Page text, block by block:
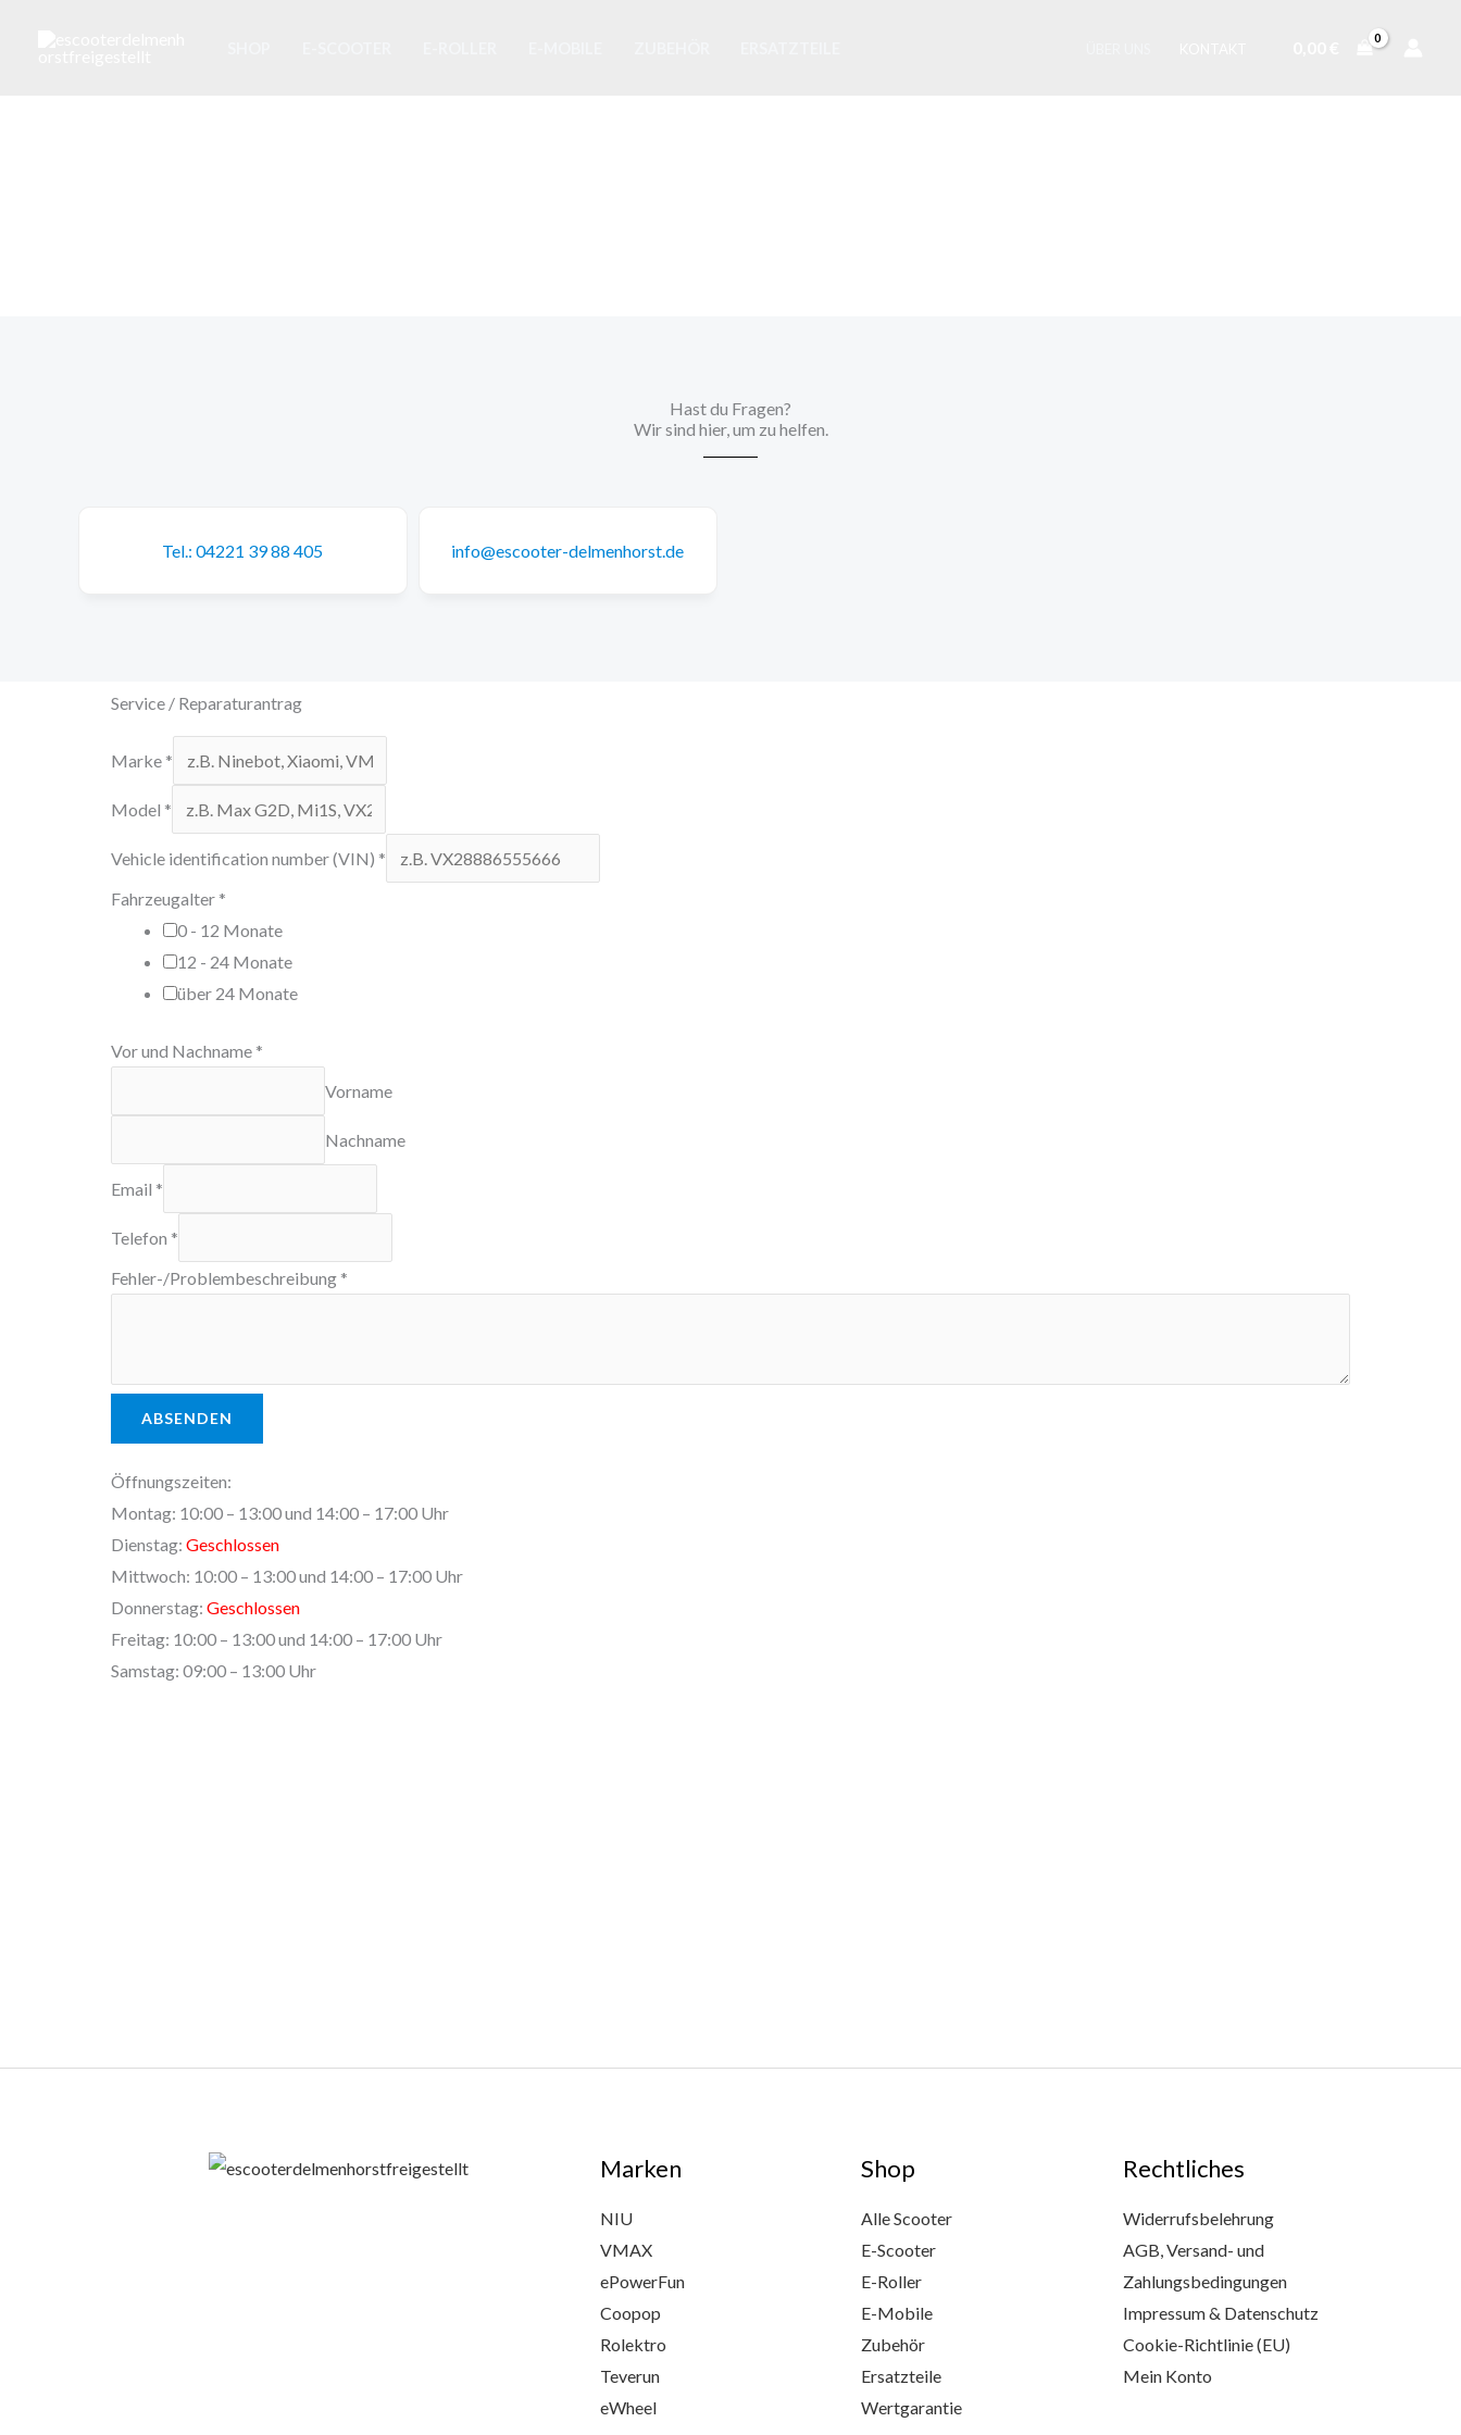
Hast du Fragen?
Wir sind hier, um zu helfen.​
Tel.: 04221 39 88 405 info@escooter-delmenhorst.de
Service / Reparaturantrag
Marke *
Model *
Vehicle identification number (VIN) *
Fahrzeugalter *
0 - 12 Monate
12 - 24 Monate
über 24 Monate
N
c
m
e
k
o
r
Vor und Nachname *
Vorname
Nachname
Email *
Telefon *
Fehler-/Problembeschreibung *
ABSENDEN
Öffnungszeiten:
Montag: 10:00 – 13:00 und 14:00 – 17:00 Uhr
Dienstag: Geschlossen
Mittwoch: 10:00 – 13:00 und 14:00 – 17:00 Uhr
Donnerstag: Geschlossen
Freitag: 10:00 – 13:00 und 14:00 – 17:00 Uhr
Samstag: 09:00 – 13:00 Uhr
Marken
NIU
VMAX
ePowerFun
Coopop
Rolektro
Teverun
eWheel
Shop
Alle Scooter
E-Scooter
E-Roller
E-Mobile
Zubehör
Ersatzteile
Wertgarantie
Rechtliches
Widerrufsbelehrung
AGB, Versand- und
Zahlungsbedingungen
Impressum & Datenschutz
Cookie-Richtlinie (EU)
Mein Konto